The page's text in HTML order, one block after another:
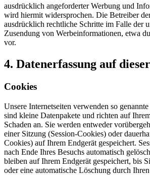
ausdrücklich angeforderter Werbung und
wird hiermit widersprochen. Die Betreiber
ausdrücklich rechtliche Schritte im Falle der
Zusendung von Werbeinformationen, etwa
vor.
4. Datenerfassung auf
Cookies
Unsere Internetseiten verwenden so
sind kleine Datenpakete und richten auf
Schaden an. Sie werden entweder
einer Sitzung (Session-Cookies) oder
Cookies) auf Ihrem Endgerät gespeichert.
nach Ende Ihres Besuchs automatisch
bleiben auf Ihrem Endgerät gespeichert, bis
oder eine automatische Löschung durch